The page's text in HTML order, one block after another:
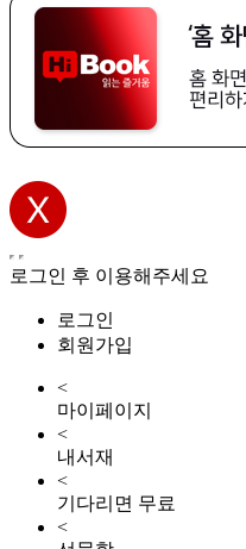
로그인 후 이용해주세요
로그인
회원가입
<
마이페이지
<
내서재
<
기다리면 무료
<